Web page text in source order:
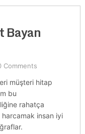
Bayan
Comments
müşteri hitap
bu
rahatça
harcamak insan iyi